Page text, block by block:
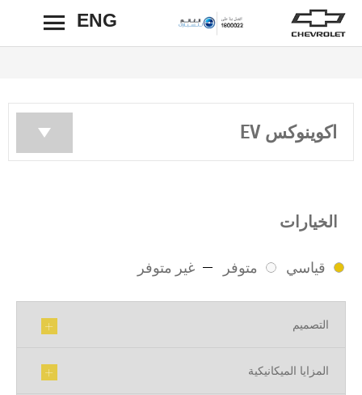
ENG رجوع
اكوينوكس EV
الخيارات
قياسي متوفر غير متوفر
التصميم
المزايا الميكانيكية